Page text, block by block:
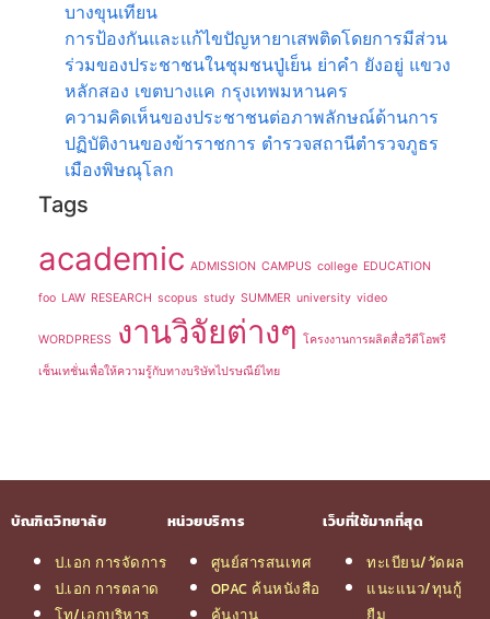
บางขุนเทียน
การป้องกันและแก้ไขปัญหายาเสพติดโดยการมีส่วน
ร่วมของประชาชนในชุมชนปู่เย็น ย่าคำ ยังอยู่ แขวง
หลักสอง เขตบางแค กรุงเทพมหานคร
ความคิดเห็นของประชาชนต่อภาพลักษณ์ด้านการ
ปฏิบัติงานของข้าราชการ ตำรวจสถานีตำรวจภูธร
เมืองพิษณุโลก
Tags
academic ADMISSION CAMPUS college EDUCATION
foo LAW RESEARCH scopus study SUMMER university video
WORDPRESS งานวิจัยต่างๆ โครงงานการผลิตสื่อวีดีโอพรี
เซ็นเทชั่นเพื่อให้ความรู้กับทางบริษัทไปรษณีย์ไทย
บัณฑิตวิทยาลัย
ป.เอก การจัดการ
ป.เอก การตลาด
หน่วยบริการ
ศูนย์สารสนเทศ
OPAC ค้นหนังสือ
เว็บที่ใช้มากที่สุด
ทะเบียน/วัดผล
แนะแนว/ทุนกู้